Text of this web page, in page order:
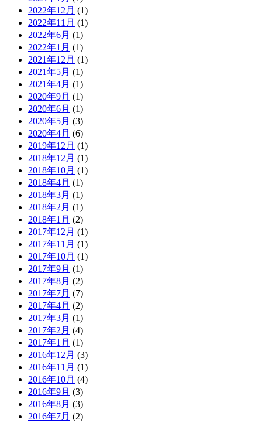
2022年12月 (1)
2022年11月 (1)
2022年6月 (1)
2022年1月 (1)
2021年12月 (1)
2021年5月 (1)
2021年4月 (1)
2020年9月 (1)
2020年6月 (1)
2020年5月 (3)
2020年4月 (6)
2019年12月 (1)
2018年12月 (1)
2018年10月 (1)
2018年4月 (1)
2018年3月 (1)
2018年2月 (1)
2018年1月 (2)
2017年12月 (1)
2017年11月 (1)
2017年10月 (1)
2017年9月 (1)
2017年8月 (2)
2017年7月 (7)
2017年4月 (2)
2017年3月 (1)
2017年2月 (4)
2017年1月 (1)
2016年12月 (3)
2016年11月 (1)
2016年10月 (4)
2016年9月 (3)
2016年8月 (3)
2016年7月 (2)